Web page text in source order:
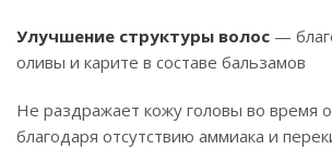
Улучшение структуры волос —
оливы и карите в составе бальзамов
Не раздражает кожу головы во время
благодаря отсутствию аммиака и